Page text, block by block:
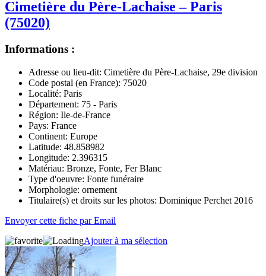
Cimetière du Père-Lachaise – Paris
(75020)
Informations :
Adresse ou lieu-dit: Cimetière du Père-Lachaise, 29e division
Code postal (en France): 75020
Localité: Paris
Département: 75 - Paris
Région: Ile-de-France
Pays: France
Continent: Europe
Latitude: 48.858982
Longitude: 2.396315
Matériau: Bronze, Fonte, Fer Blanc
Type d'oeuvre: Fonte funéraire
Morphologie: ornement
Titulaire(s) et droits sur les photos: Dominique Perchet 2016
Envoyer cette fiche par Email
Ajouter à ma sélection